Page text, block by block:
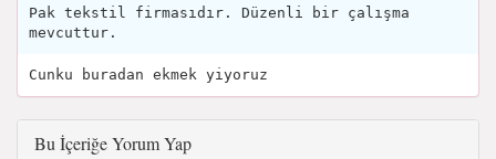
Pak tekstil firmasıdır. Düzenli bir çalışma
mevcuttur.
Cunku buradan ekmek yiyoruz
Bu İçeriğe Yorum Yap